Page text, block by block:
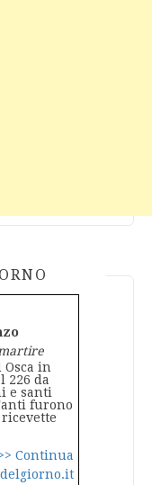
Osca in
226 da
e santi
furono
Continua